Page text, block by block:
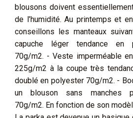
blousons doivent
de l’humidité. Au printemps et
conseillons les manteaux
capuche léger tendance en
70g/m2. - Veste imperméable
225g/m2 à la coupe très
doublé en polyester 70g/m2. -
un blouson sans manches
70g/m2. En fonction de son